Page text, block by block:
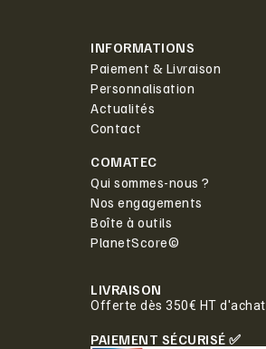
INFORMATIONS
Paiement & Livraison
Personnalisation
Actualités
Contact
COMATEC
Qui sommes-nous ?
Nos engagements
Boîte à outils
PlanetScore©
LIVRAISON
Offerte dès 350€ HT d'achat.
PAIEMENT SÉCURISÉ ✅